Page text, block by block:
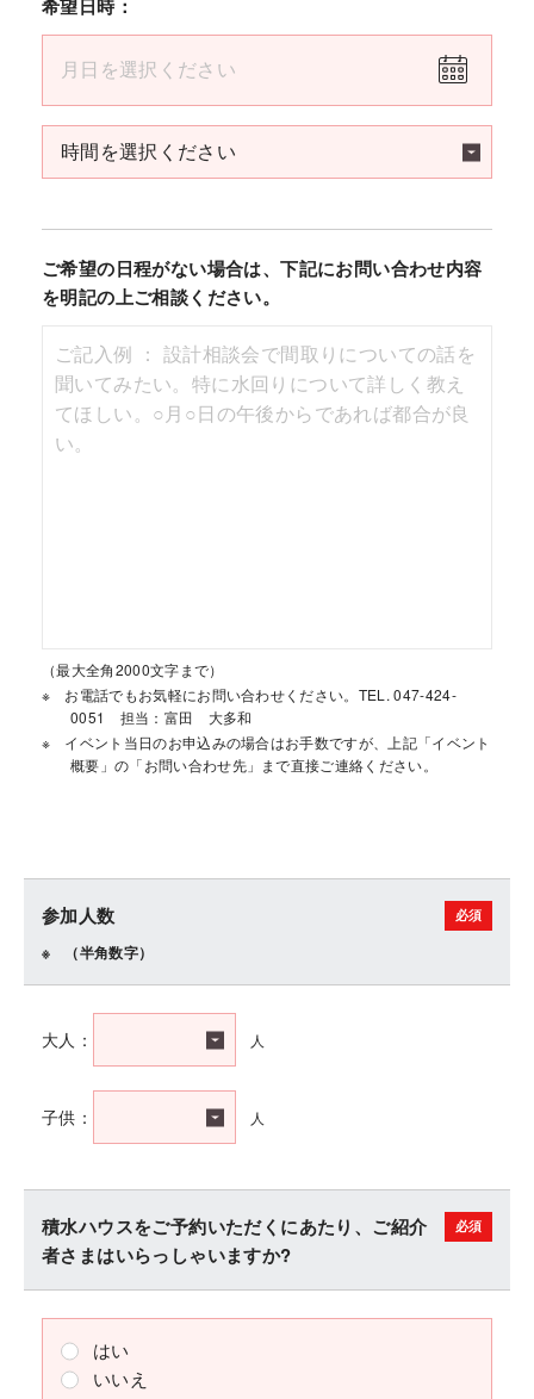
希望日時：
ご希望の日程がない場合は、下記にお問い合わせ内容
を明記の上ご相談ください。
（最大全角2000文字まで）
お電話でもお気軽にお問い合わせください。TEL. 047-424-
0051 担当：富田 大多和
イベント当日のお申込みの場合はお手数ですが、上記「イベント
概要」の「お問い合わせ先」まで直接ご連絡ください。
参加人数
（半角数字）
大人： 人
子供： 人
積水ハウスをご予約いただくにあたり、ご紹介
者さまはいらっしゃいますか?
はい
いいえ